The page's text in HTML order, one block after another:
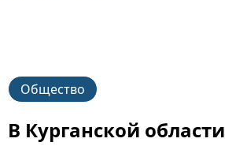
Общество
В Курганской